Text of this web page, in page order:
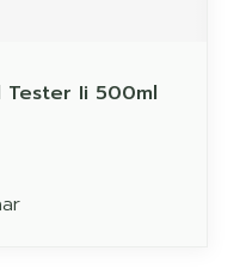
Tester Ii 500ml